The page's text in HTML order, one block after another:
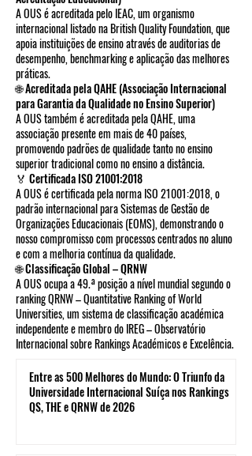
A OUS é acreditada pelo IEAC, um organismo
internacional listado na British Quality Foundation, que
apoia instituições de ensino através de auditorias de
desempenho, benchmarking e aplicação das melhores
práticas.
🌐 Acreditada pela QAHE (Associação Internacional
para Garantia da Qualidade no Ensino Superior)
A OUS também é acreditada pela QAHE, uma
associação presente em mais de 40 países,
promovendo padrões de qualidade tanto no ensino
superior tradicional como no ensino a distância.
🏅 Certificada ISO 21001:2018
A OUS é certificada pela norma ISO 21001:2018, o
padrão internacional para Sistemas de Gestão de
Organizações Educacionais (EOMS), demonstrando o
nosso compromisso com processos centrados no aluno
e com a melhoria contínua da qualidade.
🌐 Classificação Global – QRNW
A OUS ocupa a 49.ª posição a nível mundial segundo o
ranking QRNW – Quantitative Ranking of World
Universities, um sistema de classificação académica
independente e membro do IREG – Observatório
Internacional sobre Rankings Académicos e Excelência.
Entre as 500 Melhores do Mundo: O Triunfo da
Universidade Internacional Suíça nos Rankings
QS, THE e QRNW de 2026